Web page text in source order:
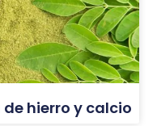
hierro y calcio